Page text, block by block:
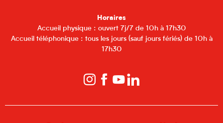
Horaires
Accueil physique : ouvert 7j/7 de 10h à 17h30
Accueil téléphonique : tous les jours (sauf jours fériés) de 10h à
17h30